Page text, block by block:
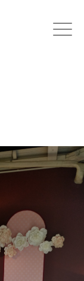
Click